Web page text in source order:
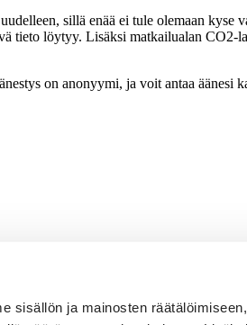
sisällön ja mainosten
sillä enää ei tule olemaan kyse
tieto löytyy. Lisäksi matkailualan
on anonyymi, ja voit antaa äänesi